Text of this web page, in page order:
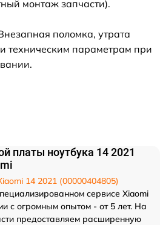
монтаж запчасти).
поломка, утрата
техническим параметрам при
платы ноутбука 14 2021
14 2021 (00000404805)
сервисе Xiaomi
с огромным опытом - от 5 лет. На
предоставляем расширенную